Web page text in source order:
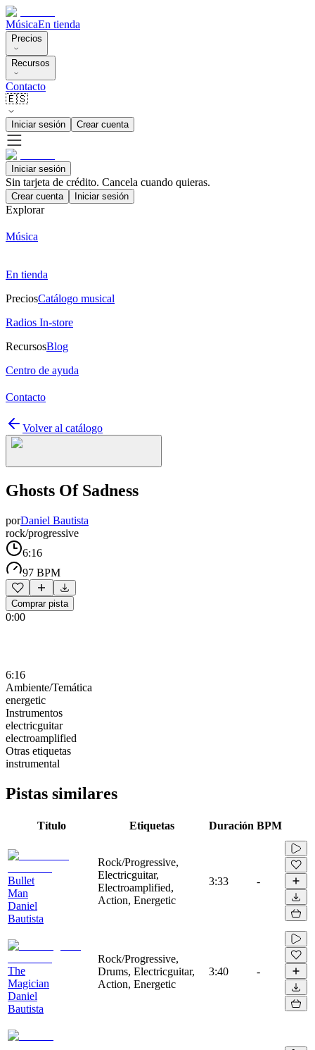
MúsicaEn tienda
Precios
Recursos
Contacto
🇪🇸
Iniciar sesión Crear cuenta
Iniciar sesión
Sin tarjeta de crédito. Cancela cuando quieras.
Crear cuenta Iniciar sesión
Explorar
Música
En tienda
PreciosCatálogo musical
Radios In-store
RecursosBlog
Centro de ayuda
Contacto
Volver al catálogo
Ghosts Of Sadness
porDaniel Bautista
rock/progressive
6:16
97 BPM
Comprar pista
0:00
6:16
Ambiente/Temática
energetic
Instrumentos
electricguitar
electroamplified
Otras etiquetas
instrumental
Pistas similares
Título Etiquetas Duración BPM
Bullet
Man
Daniel
Bautista
Rock/Progressive,
Electricguitar,
Electroamplified,
Action, Energetic
3:33 -
The
Magician
Daniel
Bautista
Rock/Progressive,
Drums, Electricguitar,
Action, Energetic
3:40 -